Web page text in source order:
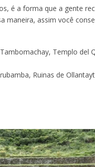
é a forma que a gente
maneira, assim você
Templo del
Ruinas de